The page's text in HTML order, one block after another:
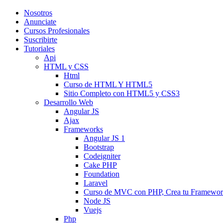
Nosotros
Anunciate
Cursos Profesionales
Suscribirte
Tutoriales
Api
HTML y CSS
Html
Curso de HTML Y HTML5
Sitio Completo con HTML5 y CSS3
Desarrollo Web
Angular JS
Ajax
Frameworks
Angular JS 1
Bootstrap
Codeigniter
Cake PHP
Foundation
Laravel
Curso de MVC con PHP, Crea tu
Node JS
Vuejs
Php